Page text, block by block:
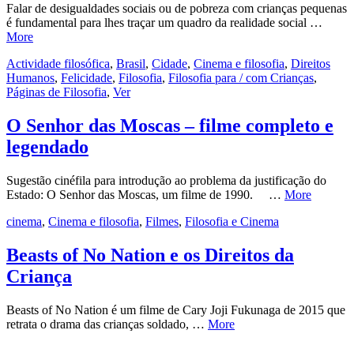
Falar de desigualdades sociais ou de pobreza com crianças pequenas
é fundamental para lhes traçar um quadro da realidade social …
More
Actividade filosófica, Brasil, Cidade, Cinema e filosofia, Direitos
Humanos, Felicidade, Filosofia, Filosofia para / com Crianças,
Páginas de Filosofia, Ver
O Senhor das Moscas – filme completo e
legendado
Sugestão cinéfila para introdução ao problema da justificação do
Estado: O Senhor das Moscas, um filme de 1990. … More
cinema, Cinema e filosofia, Filmes, Filosofia e Cinema
Beasts of No Nation e os Direitos da
Criança
Beasts of No Nation é um filme de Cary Joji Fukunaga de 2015 que
retrata o drama das crianças soldado, … More